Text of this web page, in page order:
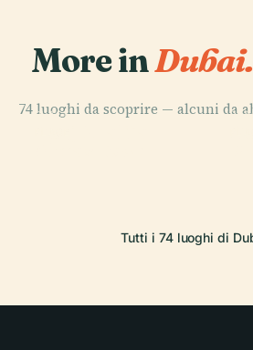
More inDubai.
74 luoghi da scoprire — alcuni da
PLACE
Tutti i 74 luoghi di